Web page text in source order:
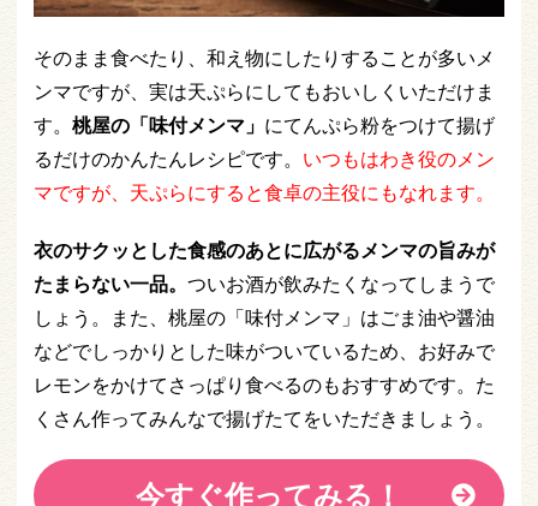
そのまま食べたり、和え物にしたりすることが多いメ
ンマですが、実は天ぷらにしてもおいしくいただけま
す。 桃屋の「味付メンマ」 にてんぷら粉をつけて揚げ
るだけのかんたんレシピです。 いつもはわき役のメン
マですが、天ぷらにすると食卓の主役にもなれます。
衣のサクッとした食感のあとに広がるメンマの旨みが
たまらない一品。 ついお酒が飲みたくなってしまうで
しょう。また、桃屋の「味付メンマ」はごま油や醤油
などでしっかりとした味がついているため、お好みで
レモンをかけてさっぱり食べるのもおすすめです。た
くさん作ってみんなで揚げたてをいただきましょう。
今すぐ作ってみる！